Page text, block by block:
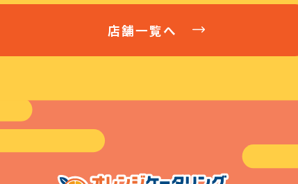
オレンジケータリング
甲府
山梨県甲府２丁目２－１
オレンジケータリング
名古屋
愛知県名古屋市中村区名駅
オレンジケータリング
オレンジケータリング
神戸
兵庫県神戸市中央区中町通3
店舗一覧へ